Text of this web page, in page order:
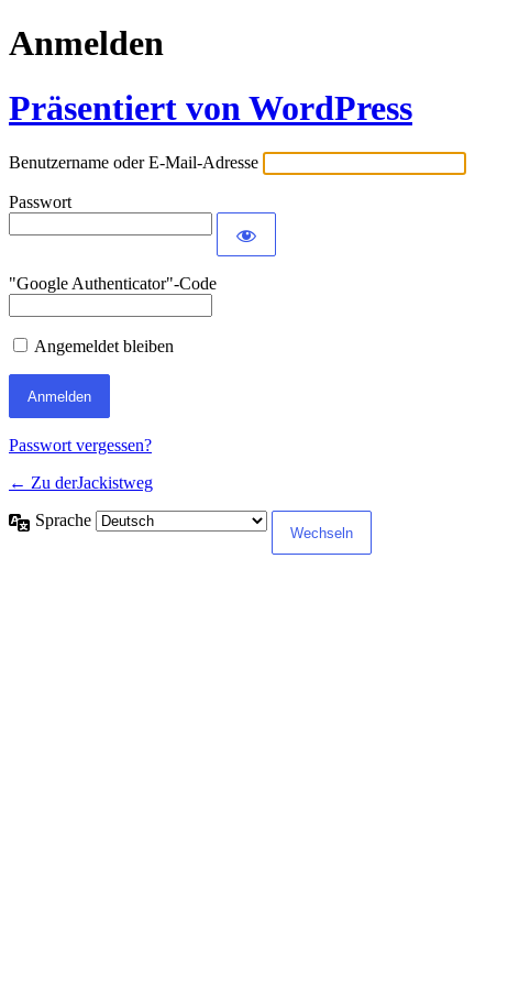
Anmelden
Präsentiert von WordPress
Benutzername oder E-Mail-Adresse
Passwort
"Google Authenticator"-Code
Angemeldet bleiben
Passwort vergessen?
← Zu derJackistweg
Sprache